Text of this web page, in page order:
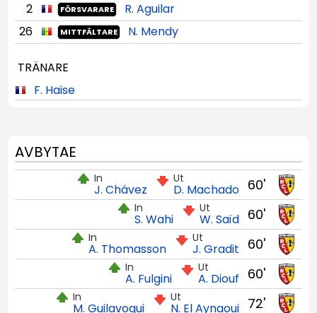
2
FÖRSVARARE
R. Aguilar
26
MITTFÄLTARE N. Mendy
TRÄNARE
F. Haise
AVBYTAE
60'
Ut
D. Machado
In
J. Chávez
60'
Ut
W. Saïd
In
S. Wahi
60'
Ut
J. Gradit
In
A. Thomasson
60'
Ut
A. Diouf
In
A. Fulgini
72'
Ut
N. El Aynaoui
In
M. Guilavogui